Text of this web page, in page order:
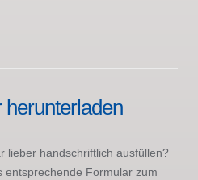
lieber handschriftlich ausfüllen?
entsprechende Formular zum